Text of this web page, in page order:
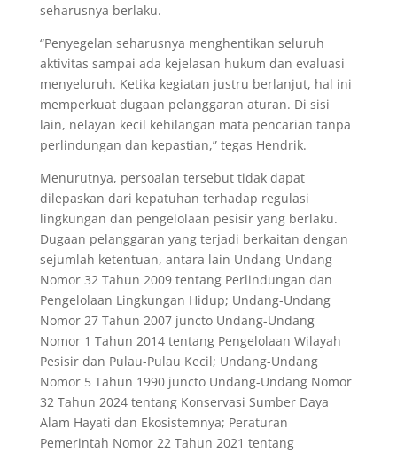
seharusnya berlaku.
“Penyegelan seharusnya menghentikan seluruh
aktivitas sampai ada kejelasan hukum dan evaluasi
menyeluruh. Ketika kegiatan justru berlanjut, hal ini
memperkuat dugaan pelanggaran aturan. Di sisi
lain, nelayan kecil kehilangan mata pencarian tanpa
perlindungan dan kepastian,” tegas Hendrik.
Menurutnya, persoalan tersebut tidak dapat
dilepaskan dari kepatuhan terhadap regulasi
lingkungan dan pengelolaan pesisir yang berlaku.
Dugaan pelanggaran yang terjadi berkaitan dengan
sejumlah ketentuan, antara lain Undang-Undang
Nomor 32 Tahun 2009 tentang Perlindungan dan
Pengelolaan Lingkungan Hidup; Undang-Undang
Nomor 27 Tahun 2007 juncto Undang-Undang
Nomor 1 Tahun 2014 tentang Pengelolaan Wilayah
Pesisir dan Pulau-Pulau Kecil; Undang-Undang
Nomor 5 Tahun 1990 juncto Undang-Undang Nomor
32 Tahun 2024 tentang Konservasi Sumber Daya
Alam Hayati dan Ekosistemnya; Peraturan
Pemerintah Nomor 22 Tahun 2021 tentang